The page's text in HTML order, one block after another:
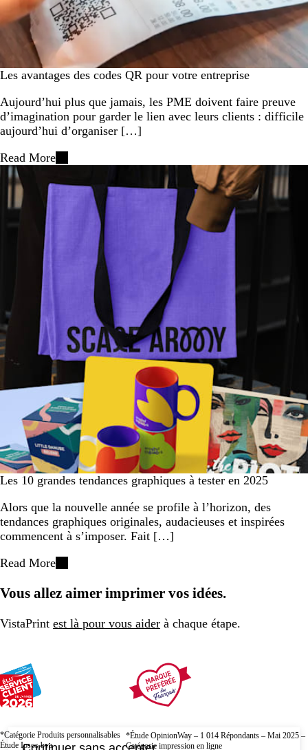
Les avantages des codes QR pour votre entreprise
Aujourd’hui plus que jamais, les PME doivent faire preuve
d’imagination pour garder le lien avec leurs clients : difficile
aujourd’hui d’organiser […]
Read More
Les 10 grandes tendances graphiques à tester en 2025
Alors que la nouvelle année se profile à l’horizon, des
tendances graphiques originales, audacieuses et inspirées
commencent à s’imposer. Fait […]
Read More
Vous allez aimer imprimer vos idées.
VistaPrint est là pour vous aider à chaque étape.
*Catégorie Produits personnalisables
Étude Ipsos bva
*Étude OpinionWay – 1 014 Répondants – Mai 2025 –
Catégorie impression en ligne